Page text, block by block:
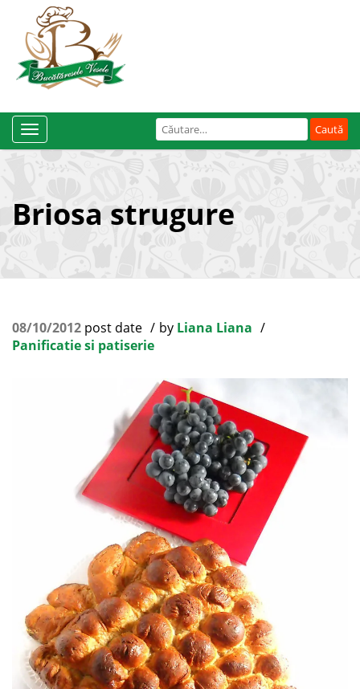
Caută
după:
Toggle
Navigation
Briosa strugure
08/10/2012 post date by Liana Liana
Panificatie si patiserie